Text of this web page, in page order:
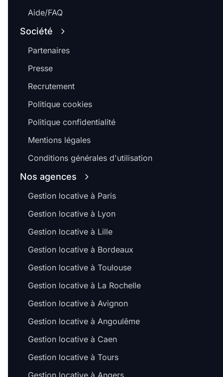
Aide/FAQ
Société
Partenaires
Presse
Recrutement
Politique cookies
Politique confidentialité
Mentions légales
Conditions générales d'utilisation
Nos agences
Gestion locative à Paris
Gestion locative à Lyon
Gestion locative à Lille
Gestion locative à Bordeaux
Gestion locative à Toulouse
Gestion locative à La Rochelle
Gestion locative à Avignon
Gestion locative à Angoulême
Gestion locative à Caen
Gestion locative à Tours
Gestion locative à Angers